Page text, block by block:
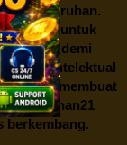
keseluruhan.
upaya untuk
demi
intelektual
yang membuat
diRebahan21
berkembang.